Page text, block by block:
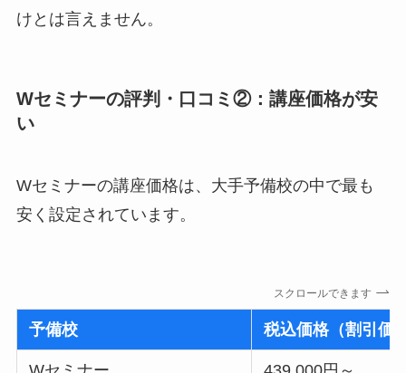
けとは言えません。
Wセミナーの評判・口コミ②：講座価格が安
い
Wセミナーの講座価格は、大手予備校の中で最も
安く設定されています。
スクロールできます
予備校 税込価格（割引価